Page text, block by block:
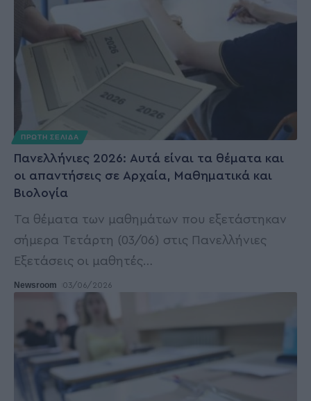
ΠΡΩΤΗ ΣΕΛΙΔΑ
Πανελλήνιες 2026: Αυτά είναι τα θέματα και
οι απαντήσεις σε Αρχαία, Μαθηματικά και
Βιολογία
Τα θέματα των μαθημάτων που εξετάστηκαν
σήμερα Τετάρτη (03/06) στις Πανελλήνιες
Εξετάσεις οι μαθητές…
Newsroom 03/06/2026